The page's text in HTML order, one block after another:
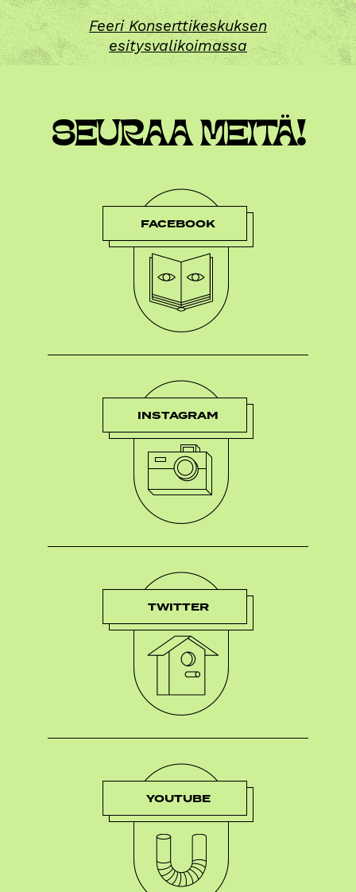
Feeri Konserttikeskuksen
esitysvalikoimassa
SEURAA MEITÄ!
FACEBOOK
INSTAGRAM
TWITTER
YOUTUBE